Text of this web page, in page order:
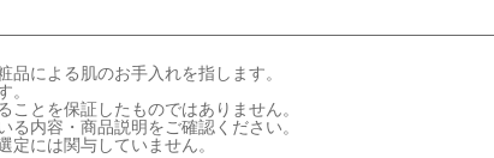
品による肌のお手入れを指します。
。
とを保証したものではありません。
る内容・商品説明をご確認ください。
定には関与していません。